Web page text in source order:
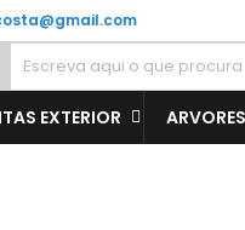
EXTERIOR